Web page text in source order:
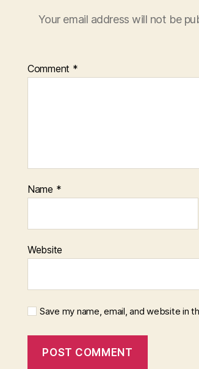
Your email address will not be
Comment *
Name *
Website
Save my name, email, and website in